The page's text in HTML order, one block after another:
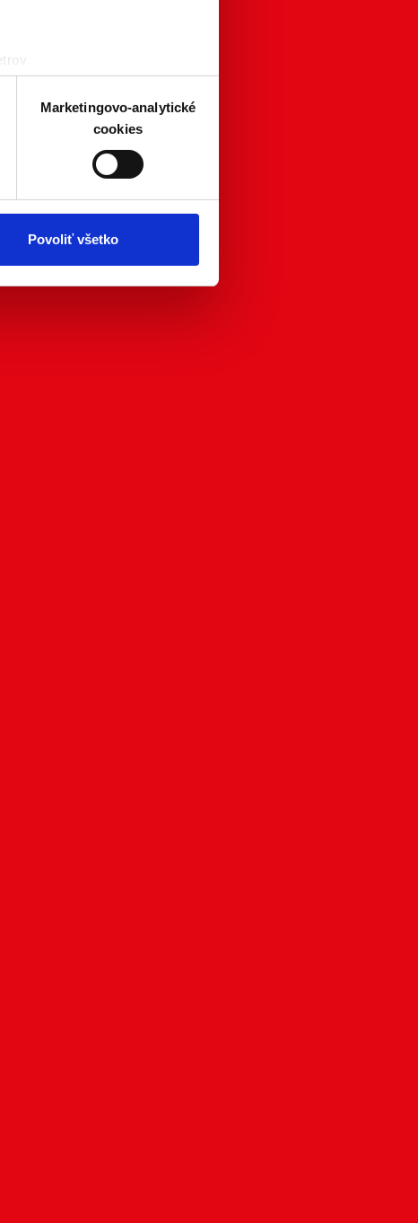
prstov).
. Súhlas môžete
a marketingovo-
súkromia. Odvolanie
Viac informácií o
Marketingovo-analytické
cookies
Povoliť všetko